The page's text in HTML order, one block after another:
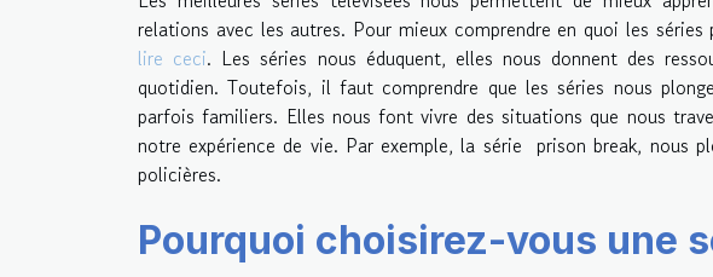
relations avec les autres. Pour mieux comprendre en quoi les
lire ceci. Les séries nous éduquent, elles nous donnent des
quotidien. Toutefois, il faut comprendre que les séries nous
parfois familiers. Elles nous font vivre des situations que nous
notre expérience de vie. Par exemple, la série prison break, nous
policières.
Pourquoi choisirez-vous une